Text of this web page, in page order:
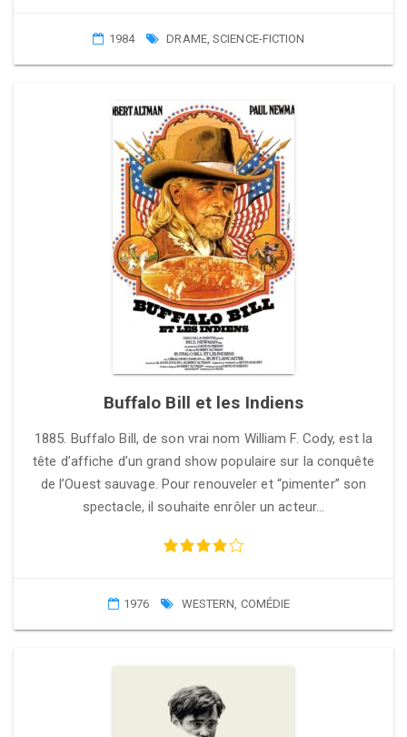
1984 DRAME,SCIENCE-FICTION
Buffalo Bill et les Indiens
1885. Buffalo Bill, de son vrai nom William F. Cody, est la
tête d’affiche d’un grand show populaire sur la conquête
de l’Ouest sauvage. Pour renouveler et “pimenter” son
spectacle, il souhaite enrôler un acteur…
1976 WESTERN, COMÉDIE